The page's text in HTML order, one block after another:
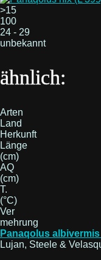
>15
100
24 - 29
unbekannt
ähnlich:
Arten
Land
Herkunft
Länge
(cm)
AQ
(cm)
T.
(°C)
Ver
mehrung
Panaqolus albivermis
Lujan, Steele &